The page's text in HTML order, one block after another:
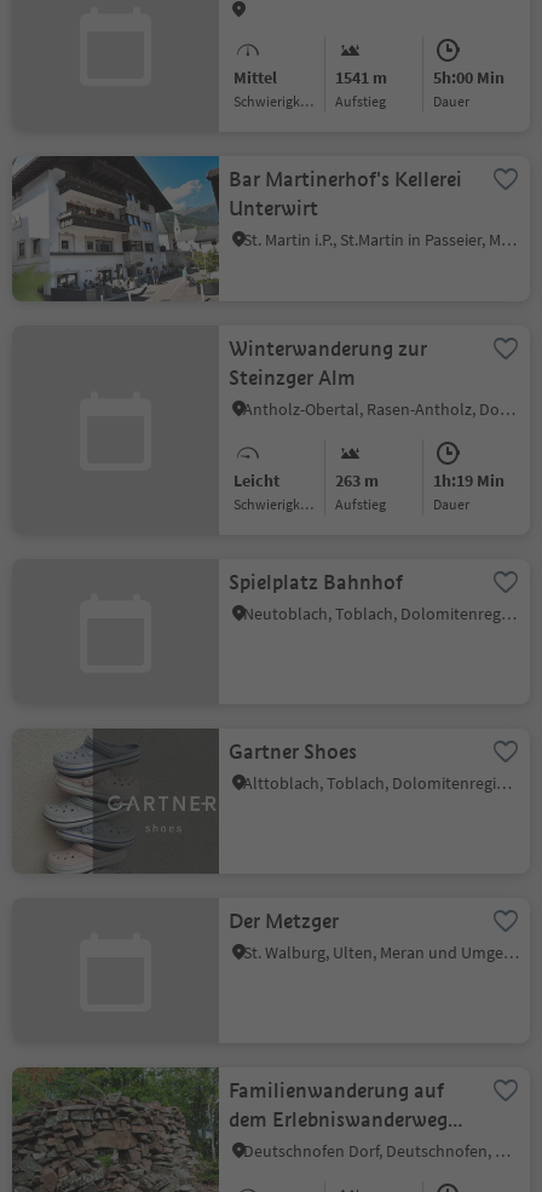
Mittel
Schwierigkeitsgrad
1541 m
Aufstieg
5h:00 Min
Dauer
Bar Martinerhof's Kellerei
Unterwirt
St. Martin i.P., St.Martin in Passeier, Meran und Umgebung
Winterwanderung zur
Steinzger Alm
Antholz-Obertal, Rasen-Antholz, Dolomitenregion Kronplatz
Leicht
Schwierigkeitsgrad
263 m
Aufstieg
1h:19 Min
Dauer
Spielplatz Bahnhof
Neutoblach, Toblach, Dolomitenregion 3 Zinnen
Gartner Shoes
Alttoblach, Toblach, Dolomitenregion 3 Zinnen
Der Metzger
St. Walburg, Ulten, Meran und Umgebung
Familienwanderung auf
dem Erlebniswanderweg
"Kirchsteig" zur
Urzeitsiedlung Enzbirch
Deutschnofen Dorf, Deutschnofen, Dolomitenregion Eggental